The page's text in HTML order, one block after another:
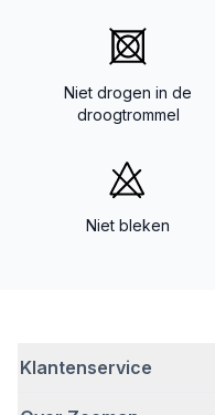
Niet drogen in de
droogtrommel
Niet bleken
Klantenservice